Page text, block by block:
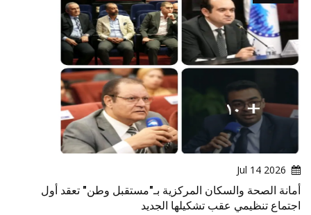
2026 Jul 14
أمانة الصحة والسكان المركزية بـ"مستقبل وطن" تعقد أول
اجتماع تنظيمي عقب تشكيلها الجديد